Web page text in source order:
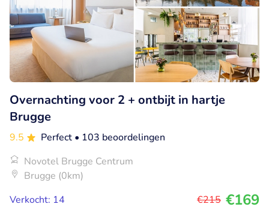
Overnachting voor 2 + ontbijt in hartje
Brugge
9.5 Perfect • 103 beoordelingen
Novotel Brugge Centrum
Brugge (0km)
Verkocht: 14
€215 €169